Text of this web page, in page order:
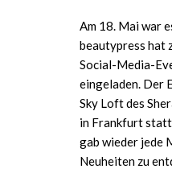
Am 18. Mai war
beautypress hat
Social-Media-
eingeladen. Der
Sky Loft des
in Frankfurt
gab wieder jede
Neuheiten zu